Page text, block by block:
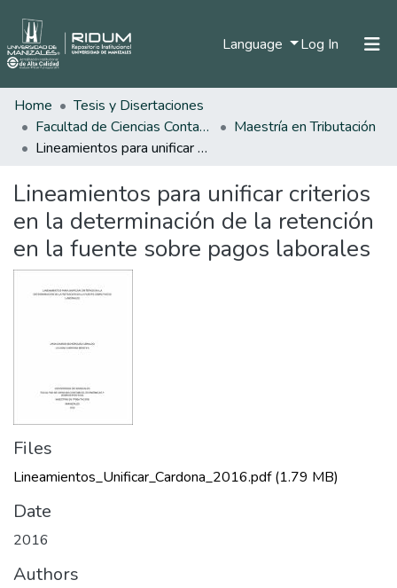
Language Log In (current)
Statistics
Home
Tesis y Disertaciones
Facultad de Ciencias Contables Económicas y Administrativas
Maestría en Tributación
Lineamientos para unificar criterios en la determinación de la retención en la fuente sobre pagos laborales
Lineamientos para unificar criterios
en la determinación de la retención
en la fuente sobre pagos laborales
Files
Lineamientos_Unificar_Cardona_2016.pdf(1.79 MB)
Date
2016
Authors